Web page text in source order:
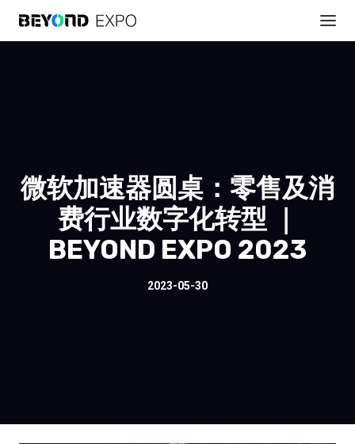
微软加速器圆桌：零售及消
费行业数字化转型 ｜
BEYOND EXPO 2023
2023-05-30